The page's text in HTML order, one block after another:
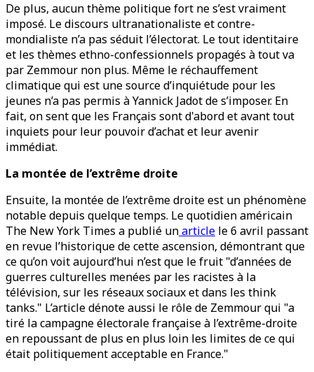
De plus, aucun thème politique fort ne s’est vraiment
imposé. Le discours ultranationaliste et contre-
mondialiste n’a pas séduit l’électorat. Le tout identitaire
et les thèmes ethno-confessionnels propagés à tout va
par Zemmour non plus. Même le réchauffement
climatique qui est une source d’inquiétude pour les
jeunes n’a pas permis à Yannick Jadot de s’imposer. En
fait, on sent que les Français sont d'abord et avant tout
inquiets pour leur pouvoir d’achat et leur avenir
immédiat.
La montée de l’extrême droite
Ensuite, la montée de l’extrême droite est un phénomène
notable depuis quelque temps. Le quotidien américain
The New York Times a publié unarticle le 6 avril passant
en revue l’historique de cette ascension, démontrant que
ce qu’on voit aujourd’hui n’est que le fruit "d’années de
guerres culturelles menées par les racistes à la
télévision, sur les réseaux sociaux et dans les think
tanks." L’article dénote aussi le rôle de Zemmour qui "a
tiré la campagne électorale française à l’extrême-droite
en repoussant de plus en plus loin les limites de ce qui
était politiquement acceptable en France."